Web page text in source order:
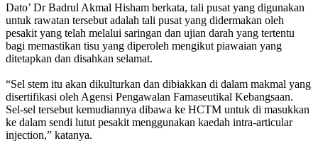
Dato’ Dr Badrul Akmal Hisham berkata, tali pusat yang digunakan
untuk rawatan tersebut adalah tali pusat yang didermakan oleh
pesakit yang telah melalui saringan dan ujian darah yang tertentu
bagi memastikan tisu yang diperoleh mengikut piawaian yang
ditetapkan dan disahkan selamat.
“Sel stem itu akan dikulturkan dan dibiakkan di dalam makmal yang
disertifikasi oleh Agensi Pengawalan Famaseutikal Kebangsaan.
Sel-sel tersebut kemudiannya dibawa ke HCTM untuk di masukkan
ke dalam sendi lutut pesakit menggunakan kaedah intra-articular
injection,” katanya.